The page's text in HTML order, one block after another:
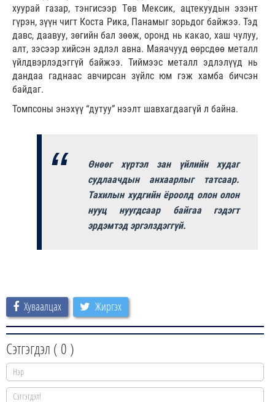
хуурай газар, тэнгисээр Төв Мексик, ацтекуудын эзэнт
гүрэн, зүүн чигт Коста Рика, Панамыг зорьдог байжээ. Тэд
давс, даавуу, зөгийн бал зөөж, оронд нь какао, хаш чулуу,
алт, зэсээр хийсэн эдлэл авна. Маяачууд өөрсдөө металл
үйлдвэрлэдэггүй байжээ. Тиймээс металл эдлэлүүд нь
дандаа гаднаас авчирсан зүйлс юм гэж хамба бичсэн
байдаг.
Томпсоны энэхүү “дутуу” нээлт шавхагдаагүй л байна.
Өнөөг хүртэл зан үйлийн худаг
судлаачдын анхаарлыг татсаар.
Тахилын худгийн ёроолд олон олон
нууц нуугдсаар байгаа гэдэгт
эрдэмтэд эргэлздэггүй.
Хуваалцах Жиргэх
Сэтгэгдэл ( 0 )